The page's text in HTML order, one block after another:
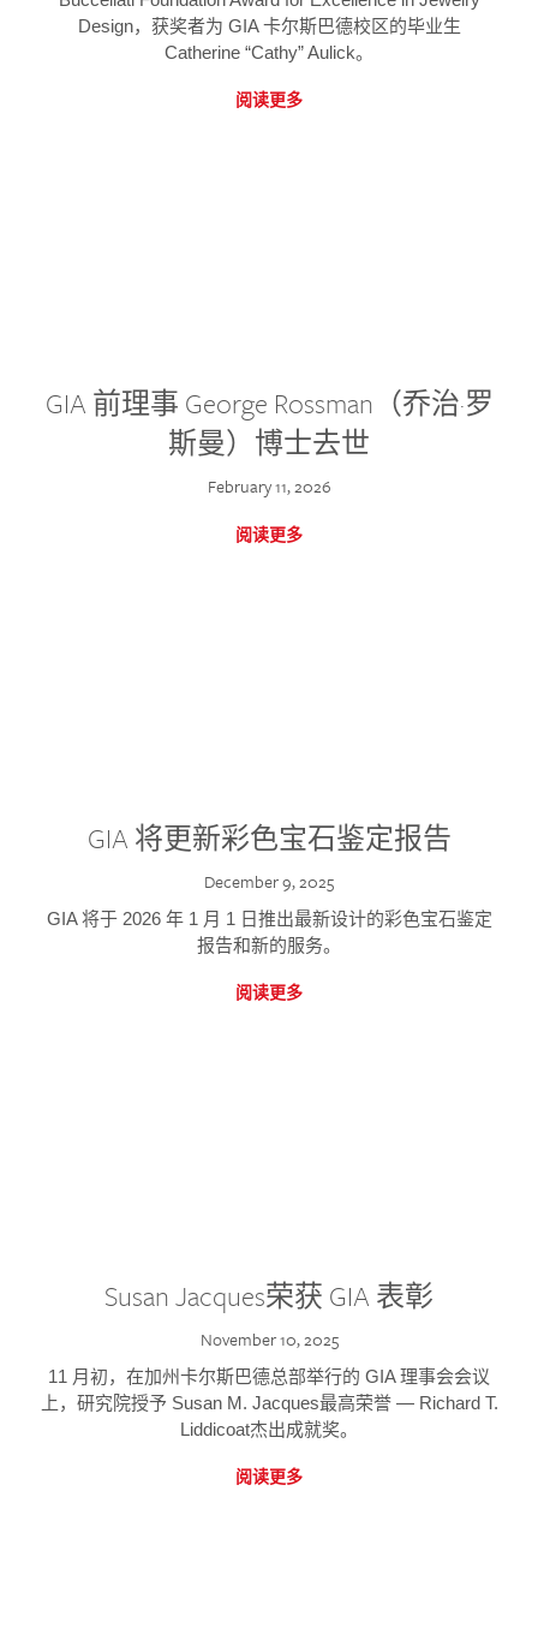
Design，获奖者为 GIA 卡尔斯巴德校区的毕业生
Catherine “Cathy” Aulick。
阅读更多
GIA 前理事 George Rossman（乔治·罗
斯曼）博士去世
February 11, 2026
阅读更多
GIA 将更新彩色宝石鉴定报告
December 9, 2025
GIA 将于 2026 年 1 月 1 日推出最新设计的彩色宝石鉴定
报告和新的服务。
阅读更多
Susan Jacques荣获 GIA 表彰
November 10, 2025
11 月初，在加州卡尔斯巴德总部举行的 GIA 理事会会议
上，研究院授予 Susan M. Jacques最高荣誉 — Richard T.
Liddicoat杰出成就奖。
阅读更多